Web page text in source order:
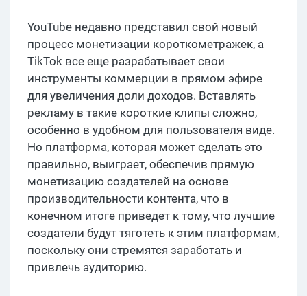
YouTube недавно представил свой новый
процесс монетизации короткометражек, а
TikTok все еще разрабатывает свои
инструменты коммерции в прямом эфире
для увеличения доли доходов. Вставлять
рекламу в такие короткие клипы сложно,
особенно в удобном для пользователя виде.
Но платформа, которая может сделать это
правильно, выиграет, обеспечив прямую
монетизацию создателей на основе
производительности контента, что в
конечном итоге приведет к тому, что лучшие
создатели будут тяготеть к этим платформам,
поскольку они стремятся заработать и
привлечь аудиторию.